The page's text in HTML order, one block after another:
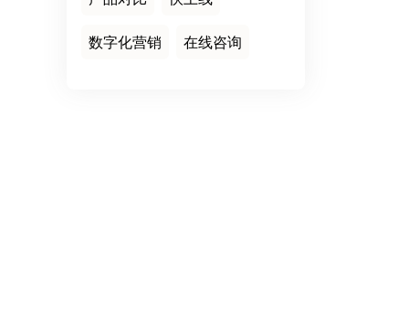
数字化营销 在线咨询